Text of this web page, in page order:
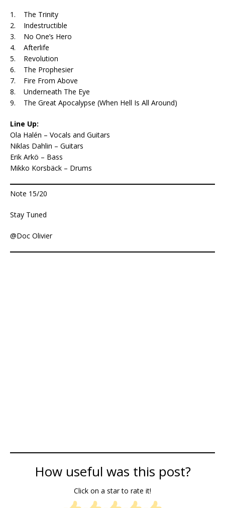
1. The Trinity
2. Indestructible
3. No One’s Hero
4. Afterlife
5. Revolution
6. The Prophesier
7. Fire From Above
8. Underneath The Eye
9. The Great Apocalypse (When Hell Is All Around)
Line Up:
Ola Halén – Vocals and Guitars
Niklas Dahlin – Guitars
Erik Arkö – Bass
Mikko Korsbäck – Drums
Note 15/20
Stay Tuned
@Doc Olivier
How useful was this post?
Click on a star to rate it!